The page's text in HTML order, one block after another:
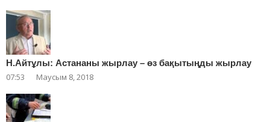
Н.Айтұлы: Астананы жырлау – өз бақытыңды жырлау
07:53 Маусым 8, 2018